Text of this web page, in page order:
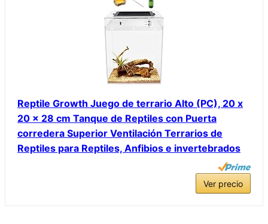
Reptile Growth Juego de terrario Alto (PC), 20 x
20 x 28 cm Tanque de Reptiles con Puerta
corredera Superior Ventilación Terrarios de
Reptiles para Reptiles, Anfibios e invertebrados
Ver precio